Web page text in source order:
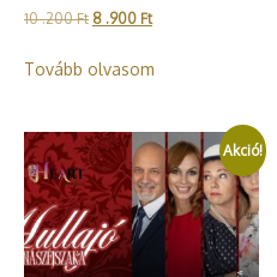
10 .200Ft 8 .900 Ft
Tovább olvasom
Akció!